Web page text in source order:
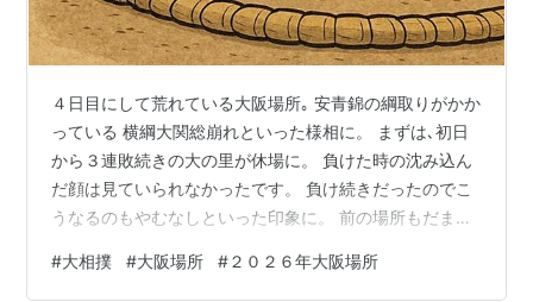
４日目にして荒れている大阪場所｡ 安青錦の綱取りがかか
っている 横綱大関総崩れといった様相に。 まずは､初日
から３連敗続きの大の里が休場に。 負けた時の沈み込ん
だ顔は見ていられなかったです。 負け続きだったのでこ
うなるのもやむなしといった印象に。 前の場所もだまし
り休んで欲しいですね。 残念です。 安青錦の綱取りの行
#大相撲 #大阪場所 #２０２６年大阪場所